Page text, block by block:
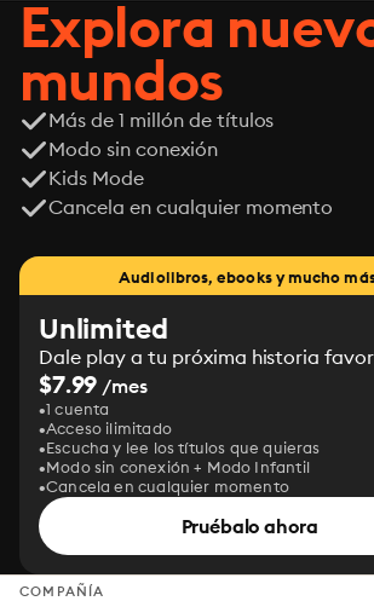
Explora
mundos
Más de 1 millón de títulos
Modo sin conexión
Kids Mode
Cancela en cualquier momento
Audiolibros, ebooks y mucho
Unlimited
Dale play a tu próxima historia
$7.99 /mes
1 cuenta
Acceso ilimitado
Escucha y lee los títulos que quieras
Modo sin conexión + Modo Infantil
Cancela en cualquier momento
Pruébalo ahora
COMPAÑÍA